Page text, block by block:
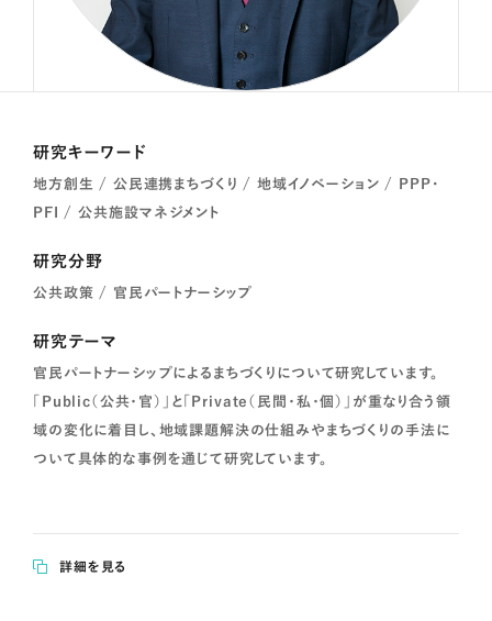
研究キーワード
地方創生 / 公民連携まちづくり / 地域イノベーション / PPP･
PFI / 公共施設マネジメント
研究分野
公共政策 / 官民パートナーシップ
研究テーマ
官民パートナーシップによるまちづくりについて研究しています。
「Public（公共・官）」と「Private（民間・私・個）」が重なり合う領
域の変化に着目し、地域課題解決の仕組みやまちづくりの手法に
ついて具体的な事例を通じて研究しています。
詳細を見る